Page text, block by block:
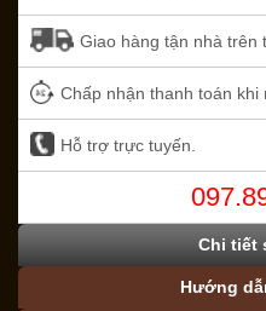
Giao hàng tận nhà trên
Chấp nhận thanh toán khi
Hỗ trợ trực tuyến.
Chi tiết
Hướng